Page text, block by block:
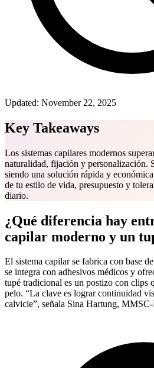
Updated: November 22, 2025
Key Takeaways
Los sistemas capilares modernos
naturalidad, fijación y personalización.
siendo una solución rápida y
de tu estilo de vida, presupuesto y
diario.
¿Qué diferencia hay
capilar moderno y un
El sistema capilar se fabrica con base
se integra con adhesivos médicos y
tupé tradicional es un postizo con clips
pelo. “La clave es lograr continuidad
calvicie”, señala Sina Hartung,